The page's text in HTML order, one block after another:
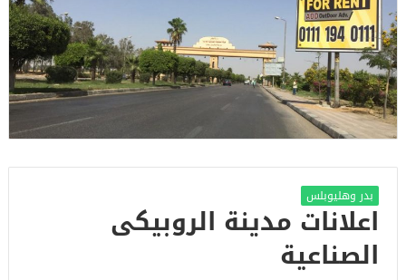
بدر وهليوبلس
اعلانات مدينة الروبيكى
الصناعية